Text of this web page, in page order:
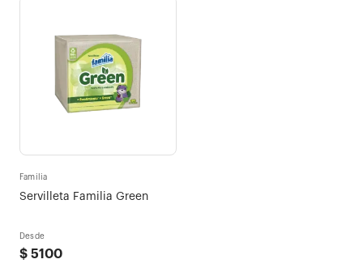
Familia
Servilleta Familia Green
Desde
$ 5100